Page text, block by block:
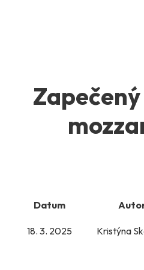
Datum
18. 3. 2025 Kristýna